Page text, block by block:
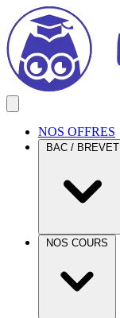
NOS OFFRES
BAC / BREVET
NOS COURS